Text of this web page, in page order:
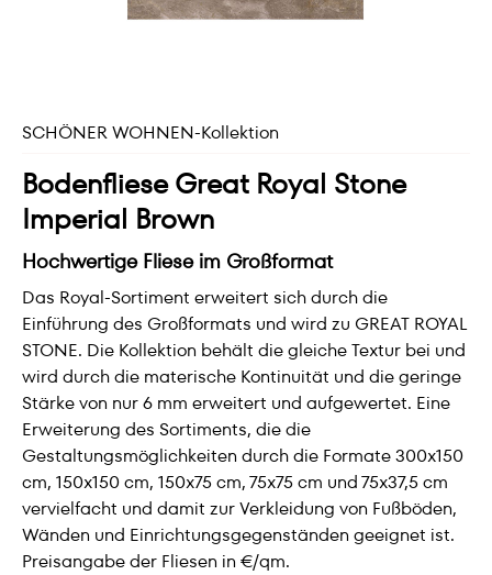
SCHÖNER WOHNEN-Kollektion
Bodenfliese Great Royal Stone
Imperial Brown
Hochwertige Fliese im Großformat
Das Royal-Sortiment erweitert sich durch die
Einführung des Großformats und wird zu GREAT ROYAL
STONE. Die Kollektion behält die gleiche Textur bei und
wird durch die materische Kontinuität und die geringe
Stärke von nur 6 mm erweitert und aufgewertet. Eine
Erweiterung des Sortiments, die die
Gestaltungsmöglichkeiten durch die Formate 300x150
cm, 150x150 cm, 150x75 cm, 75x75 cm und 75x37,5 cm
vervielfacht und damit zur Verkleidung von Fußböden,
Wänden und Einrichtungsgegenständen geeignet ist.
Preisangabe der Fliesen in €/qm.